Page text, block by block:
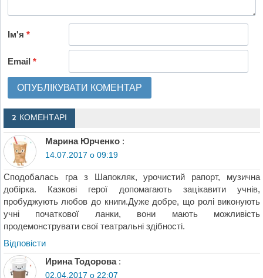
Ім'я*
Email*
2 КОМЕНТАРІ
Марина Юрченко :
14.07.2017 о 09:19
Сподобалась гра з Шапокляк, урочистий рапорт, музична
добірка. Казкові герої допомагають зацікавити учнів,
пробуджують любов до книги.Дуже добре, що ролі виконують
учні початкової ланки, вони мають можливість
продемонструвати свої театральні здібності.
Відповіcти
Ирина Тодорова :
02.04.2017 о 22:07